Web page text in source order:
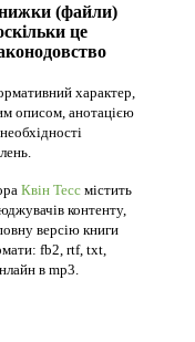
(файли)
це
характер,
описом, анотацією
Квін Тесс містить
контенту,
версію книги
fb2, rtf, txt,
в mp3.